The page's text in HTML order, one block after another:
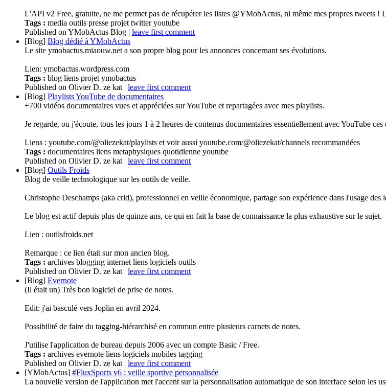
L'API v2 Free, gratuite, ne me permet pas de récupérer les listes @YMobActus, ni même mes propres tweets
Tags : media outils presse projet twitter youtube
Published on YMobActus Blog | leave first comment
[Blog] Blog dédié à YMobActus
Le site ymobactus.miaouw.net a son propre blog pour les annonces concernant ses évolutions.
Lien: ymobactus.wordpress.com
Tags : blog liens projet ymobactus
Published on Olivier D. ze kat | leave first comment
[Blog] Playlists YouTube de documentaires
+700 vidéos documentaires vues et appréciées sur YouTube et repartagées avec mes playlists.
Je regarde, ou j'écoute, tous les jours 1 à 2 heures de contenus documentaires essentiellement avec YouTube ces
Liens : youtube.com/@oliezekat/playlists et voir aussi youtube.com/@oliezekat/channels recommandées
Tags : documentaires liens metaphysiques quotidienne youtube
Published on Olivier D. ze kat | leave first comment
[Blog] Outils Froids
Blog de veille technologique sur les outils de veille.
Christophe Deschamps (aka crid), professionnel en veille économique, partage son expérience dans l'usage des
Le blog est actif depuis plus de quinze ans, ce qui en fait la base de connaissance la plus exhaustive sur le sujet.
Lien : outilsfroids.net
Remarque : ce lien était sur mon ancien blog.
Tags : archives blogging internet liens logiciels outils
Published on Olivier D. ze kat | leave first comment
[Blog] Evernote
(Il était un) Très bon logiciel de prise de notes.
Edit: j'ai basculé vers Joplin en avril 2024.
Possibilité de faire du tagging-hiérarchisé en commun entre plusieurs carnets de notes.
J'utilise l'application de bureau depuis 2006 avec un compte Basic / Free.
Tags : archives evernote liens logiciels mobiles tagging
Published on Olivier D. ze kat | leave first comment
[YMobActus] #FluxSports v6 ; veille sportive personnalisée
La nouvelle version de l'application met l'accent sur la personnalisation automatique de son interface selon les